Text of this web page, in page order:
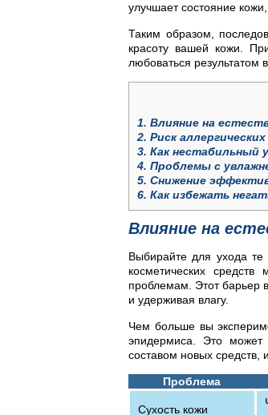
улучшает состояние
Таким образом,
красоту вашей кожи.
любоваться результатом
1. Влияние на
2. Риск
3. Как нестабильный
4. Проблемы с
5. Снижение
6. Как избежать
Влияние на
Выбирайте для ухода те
косметических
проблемам. Этот барьер
и удерживая влагу.
Чем больше вы
эпидермиса. Это может
составом новых средств,
Проблема
Сухость кожи